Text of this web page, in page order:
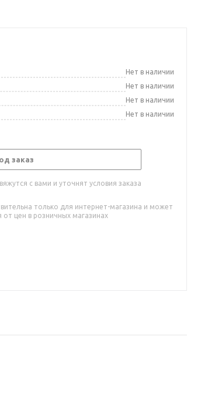
Нет в наличии
Нет в наличии
Нет в наличии
Нет в наличии
заказ
с вами и уточнят условия заказа
только для интернет-магазина и может
от цен в розничных магазинах